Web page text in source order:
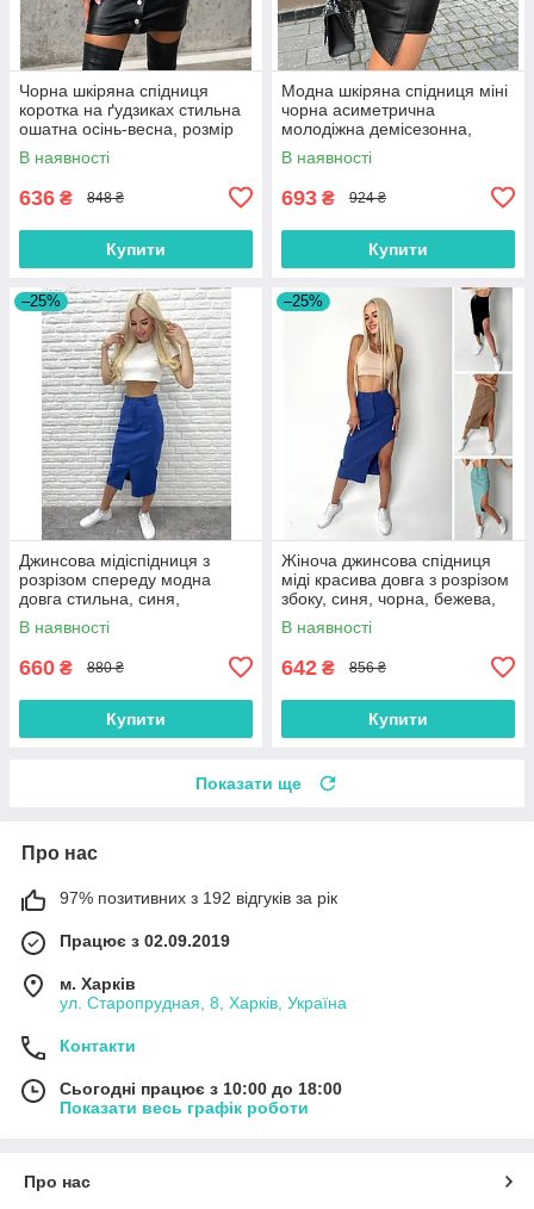
Чорна шкіряна спідниця
коротка на ґудзиках стильна
ошатна осінь-весна, розмір
42/44, 46/48
В наявності
636 ₴ 848 ₴
Купити
Модна шкіряна спідниця міні
чорна асиметрична
молодіжна демісезонна,
розмір 42/44, 44/46
В наявності
693 ₴ 924 ₴
Купити
–25%
Джинсова мідіспідниця з
розрізом спереду модна
довга стильна, синя,
блакитна, коричнева
В наявності
660 ₴ 880 ₴
Купити
–25%
Жіноча джинсова спідниця
міді красива довга з розрізом
збоку, синя, чорна, бежева,
фісташкова
В наявності
642 ₴ 856 ₴
Купити
Показати ще
Про нас
97% позитивних з 192 відгуків за рік
Працює з 02.09.2019
м. Харків
ул. Старопрудная, 8, Харків, Україна
Контакти
Сьогодні працює з 10:00 до 18:00
Показати весь графік роботи
Про нас